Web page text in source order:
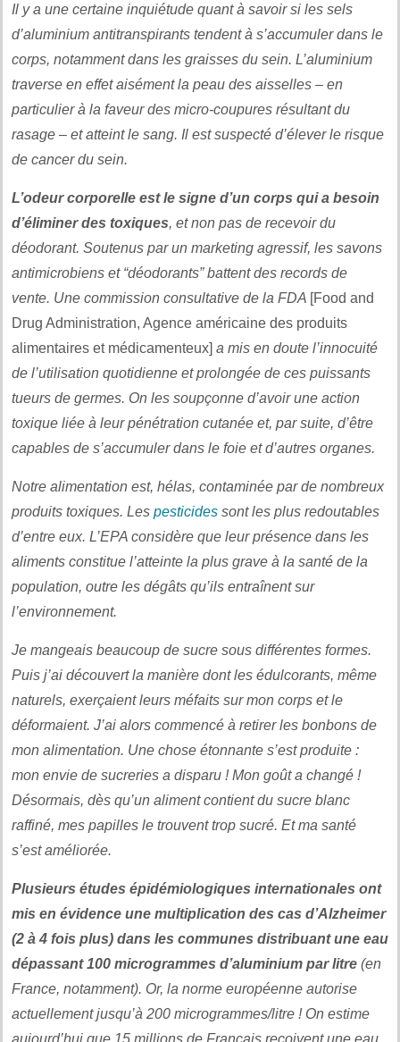
Il y a une certaine inquiétude quant à savoir si les sels
d’aluminium antitranspirants tendent à s’accumuler dans le
corps, notamment dans les graisses du sein. L’aluminium
traverse en effet aisément la peau des aisselles – en
particulier à la faveur des micro-coupures résultant du
rasage – et atteint le sang. Il est suspecté d’élever le risque
de cancer du sein.
L’odeur corporelle est le signe d’un corps qui a besoin
d’éliminer des toxiques, et non pas de recevoir du
déodorant. Soutenus par un marketing agressif, les savons
antimicrobiens et “déodorants” battent des records de
vente. Une commission consultative de la FDA [Food and
Drug Administration, Agence américaine des produits
alimentaires et médicamenteux] a mis en doute l’innocuité
de l’utilisation quotidienne et prolongée de ces puissants
tueurs de germes. On les soupçonne d’avoir une action
toxique liée à leur pénétration cutanée et, par suite, d’être
capables de s’accumuler dans le foie et d’autres organes.
Notre alimentation est, hélas, contaminée par de nombreux
produits toxiques. Les pesticides sont les plus redoutables
d’entre eux. L’EPA considère que leur présence dans les
aliments constitue l’atteinte la plus grave à la santé de la
population, outre les dégâts qu’ils entraînent sur
l’environnement.
Je mangeais beaucoup de sucre sous différentes formes.
Puis j’ai découvert la manière dont les édulcorants, même
naturels, exerçaient leurs méfaits sur mon corps et le
déformaient. J’ai alors commencé à retirer les bonbons de
mon alimentation. Une chose étonnante s’est produite :
mon envie de sucreries a disparu ! Mon goût a changé !
Désormais, dès qu’un aliment contient du sucre blanc
raffiné, mes papilles le trouvent trop sucré. Et ma santé
s’est améliorée.
Plusieurs études épidémiologiques internationales ont
mis en évidence une multiplication des cas d’Alzheimer
(2 à 4 fois plus) dans les communes distribuant une eau
dépassant 100 microgrammes d’aluminium par litre (en
France, notamment). Or, la norme européenne autorise
actuellement jusqu’à 200 microgrammes/litre ! On estime
aujourd’hui que 15 millions de Français reçoivent une eau